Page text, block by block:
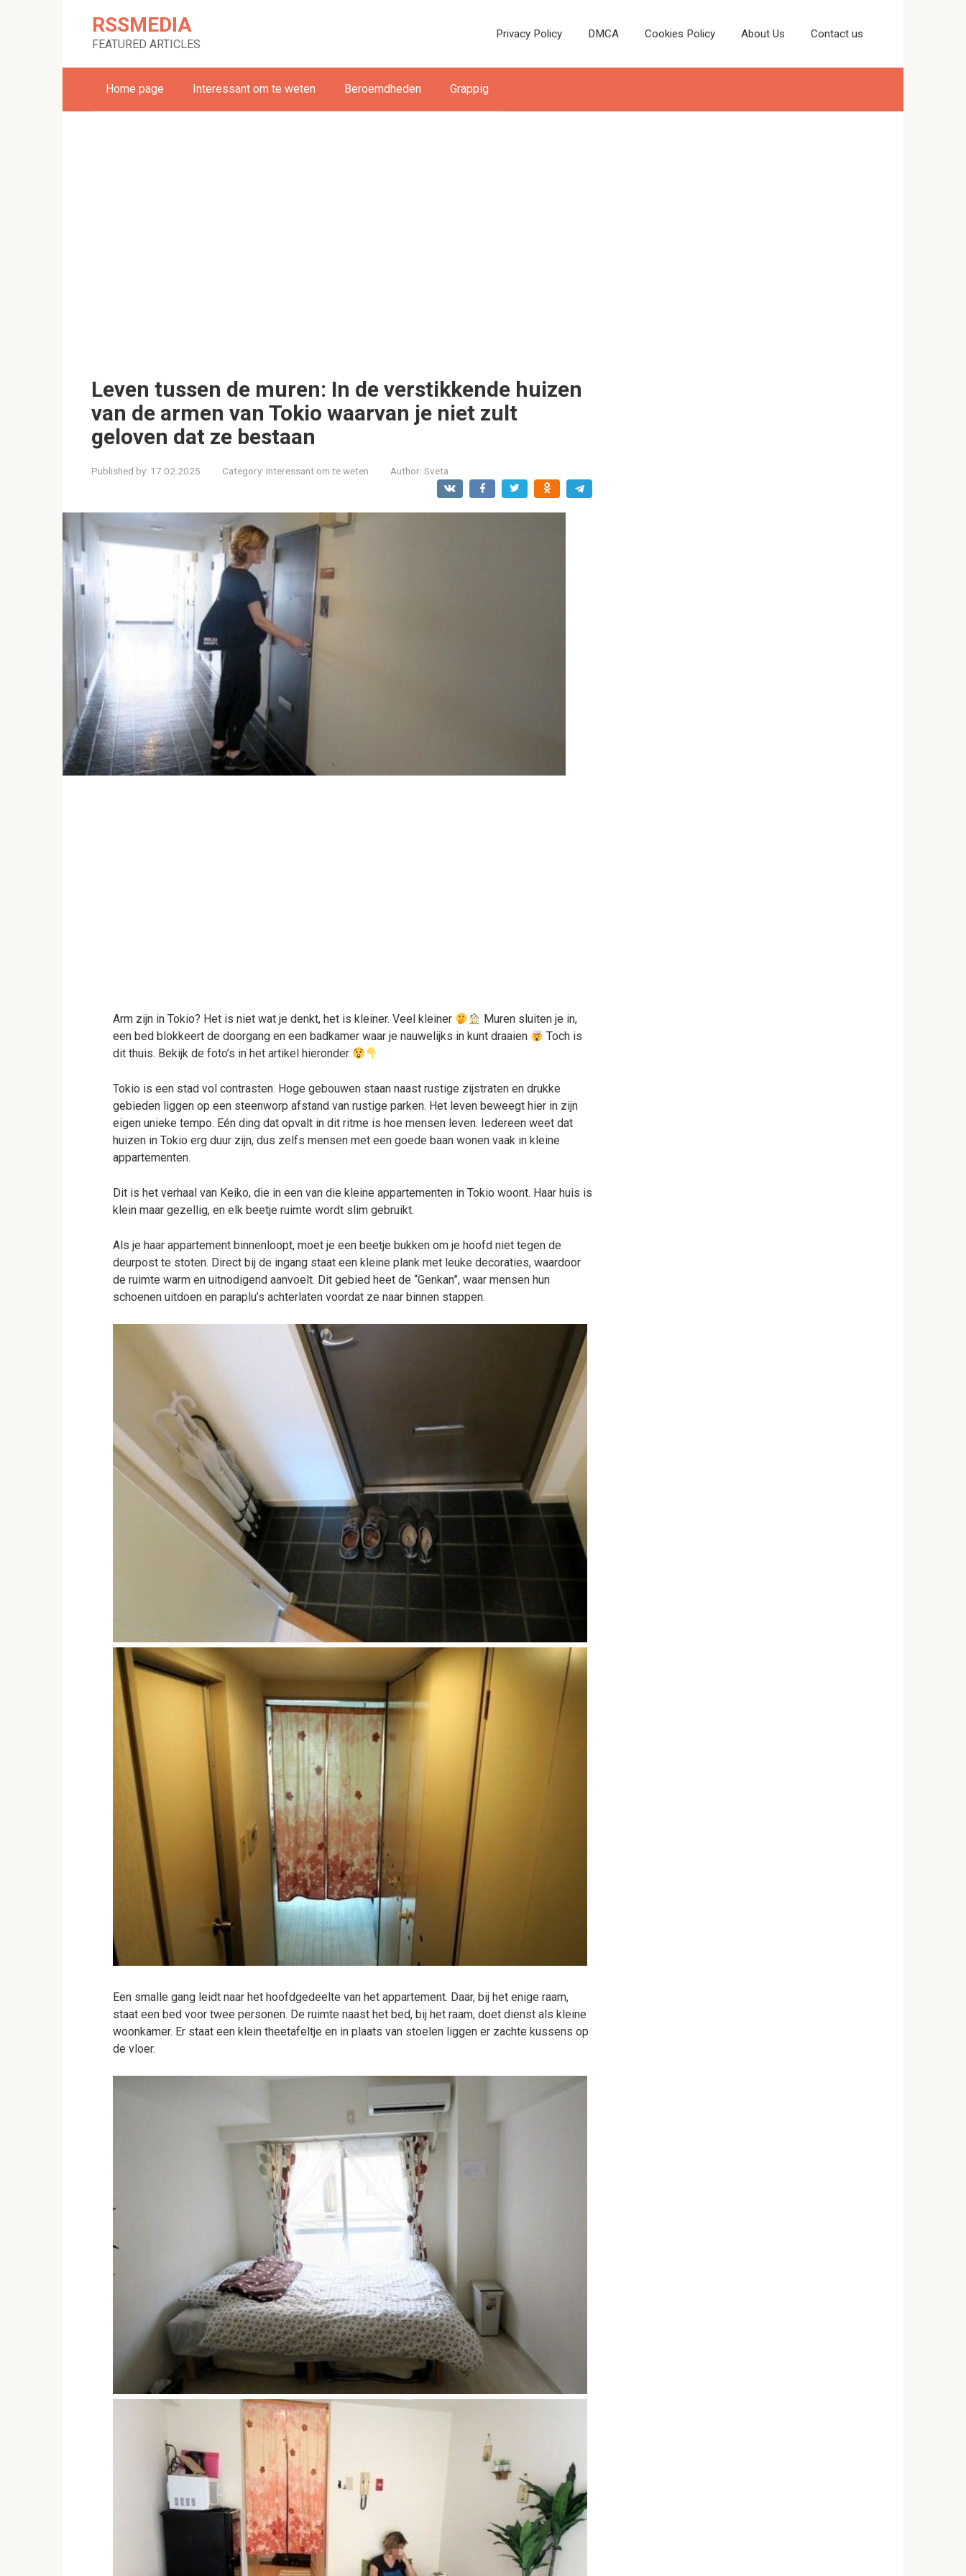
RSSMEDIA
FEATURED ARTICLES
Privacy Policy DMCA Cookies Policy About Us Contact us
Home page Interessant om te weten Beroemdheden Grappig
Leven tussen de muren: In de verstikkende huizen
van de armen van Tokio waarvan je niet zult
geloven dat ze bestaan
Published by: 17.02.2025 Category: Interessant om te weten Author: Sveta
Arm zijn in Tokio? Het is niet wat je denkt, het is kleiner. Veel kleiner
Muren sluiten je in,
een bed blokkeert de doorgang en een badkamer waar je nauwelijks in kunt draaien
Toch is
dit thuis. Bekijk de foto’s in het artikel hieronder
Tokio is een stad vol contrasten. Hoge gebouwen staan naast rustige zijstraten en drukke
gebieden liggen op een steenworp afstand van rustige parken. Het leven beweegt hier in zijn
eigen unieke tempo. Eén ding dat opvalt in dit ritme is hoe mensen leven. Iedereen weet dat
huizen in Tokio erg duur zijn, dus zelfs mensen met een goede baan wonen vaak in kleine
appartementen.
Dit is het verhaal van Keiko, die in een van die kleine appartementen in Tokio woont. Haar huis is
klein maar gezellig, en elk beetje ruimte wordt slim gebruikt.
Als je haar appartement binnenloopt, moet je een beetje bukken om je hoofd niet tegen de
deurpost te stoten. Direct bij de ingang staat een kleine plank met leuke decoraties, waardoor
de ruimte warm en uitnodigend aanvoelt. Dit gebied heet de “Genkan”, waar mensen hun
schoenen uitdoen en paraplu’s achterlaten voordat ze naar binnen stappen.
Een smalle gang leidt naar het hoofdgedeelte van het appartement. Daar, bij het enige raam,
staat een bed voor twee personen. De ruimte naast het bed, bij het raam, doet dienst als kleine
woonkamer. Er staat een klein theetafeltje en in plaats van stoelen liggen er zachte kussens op
de vloer.